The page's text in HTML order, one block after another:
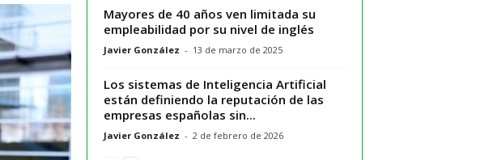
Mayores de 40 años ven limitada su
empleabilidad por su nivel de inglés
Javier González - 13 de marzo de 2025
Los sistemas de Inteligencia Artificial
están definiendo la reputación de las
empresas españolas sin...
Javier González - 2 de febrero de 2026